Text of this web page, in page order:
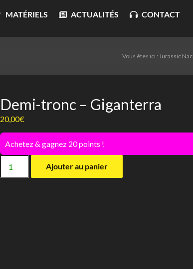
MATÉRIELS ACTUALITÉS CONTACT
Vous êtes ici : Jurassic Nac
Demi-tronc – Giganterra
20,00€
Achetez & gagnez 20 points !
Ajouter au panier